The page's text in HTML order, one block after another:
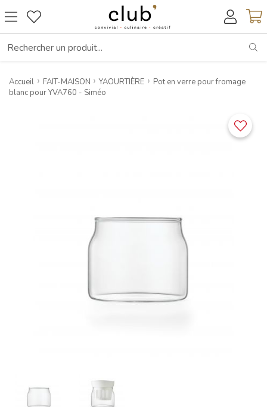
Accueil FAIT-MAISON YAOURTIÈRE
Pot en verre pour fromage
blanc pour YVA760 - Siméo